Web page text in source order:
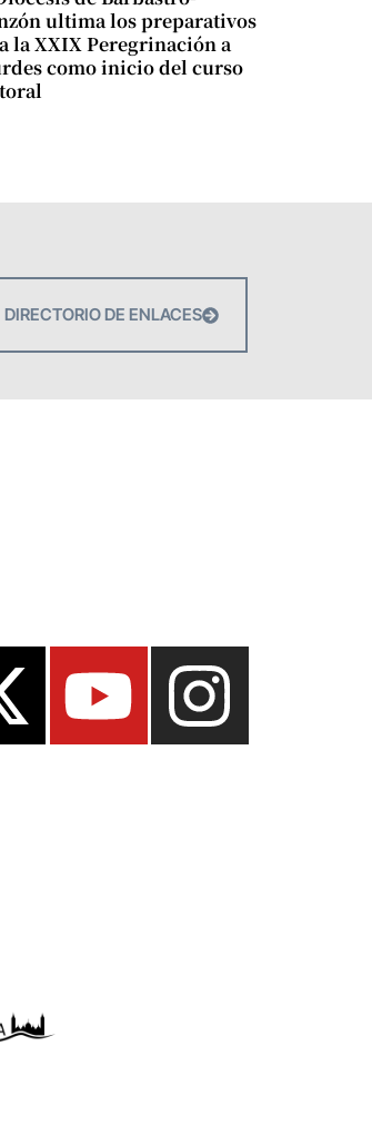
ultima los preparativos
la XXIX Peregrinación a
como inicio del curso
DIRECTORIO DE ENLACES